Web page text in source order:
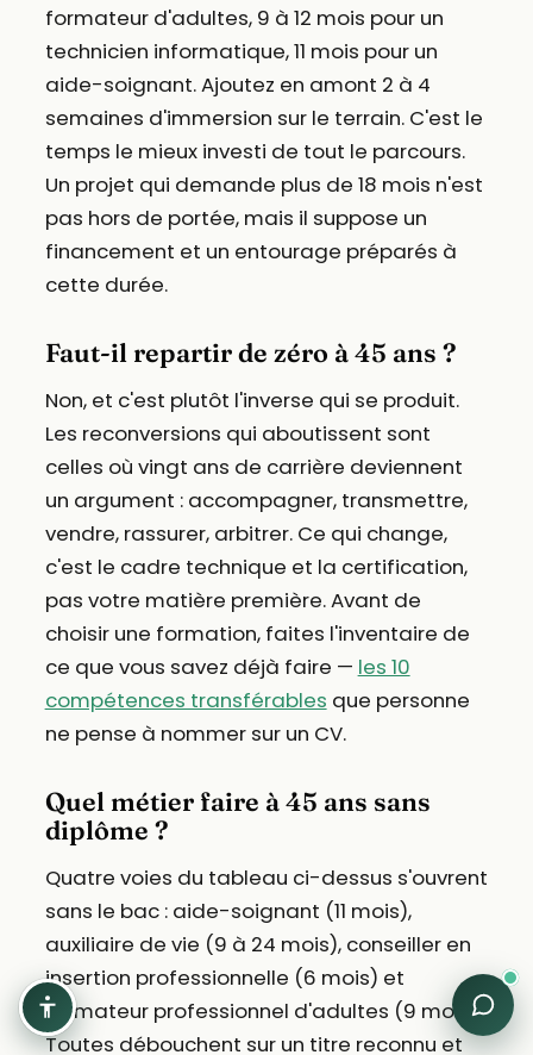
formateur d'adultes, 9 à 12 mois pour un
technicien informatique, 11 mois pour un
aide-soignant. Ajoutez en amont 2 à 4
semaines d'immersion sur le terrain. C'est le
temps le mieux investi de tout le parcours.
Un projet qui demande plus de 18 mois n'est
pas hors de portée, mais il suppose un
financement et un entourage préparés à
cette durée.
Faut-il repartir de zéro à 45 ans ?
Non, et c'est plutôt l'inverse qui se produit.
Les reconversions qui aboutissent sont
celles où vingt ans de carrière deviennent
un argument : accompagner, transmettre,
vendre, rassurer, arbitrer. Ce qui change,
c'est le cadre technique et la certification,
pas votre matière première. Avant de
choisir une formation, faites l'inventaire de
ce que vous savez déjà faire — les 10
compétences transférables que personne
ne pense à nommer sur un CV.
Quel métier faire à 45 ans sans
diplôme ?
Quatre voies du tableau ci-dessus s'ouvrent
sans le bac : aide-soignant (11 mois),
auxiliaire de vie (9 à 24 mois), conseiller en
insertion professionnelle (6 mois) et
formateur professionnel d'adultes (9 mois).
Toutes débouchent sur un titre reconnu et